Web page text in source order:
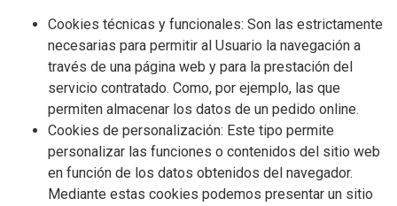
Cookies técnicas y funcionales: Son las estrictamente
necesarias para permitir al Usuario la navegación a
través de una página web y para la prestación del
servicio contratado. Como, por ejemplo, las que
permiten almacenar los datos de un pedido online.
Cookies de personalización: Este tipo permite
personalizar las funciones o contenidos del sitio web
en función de los datos obtenidos del navegador.
Mediante estas cookies podemos presentar un sitio